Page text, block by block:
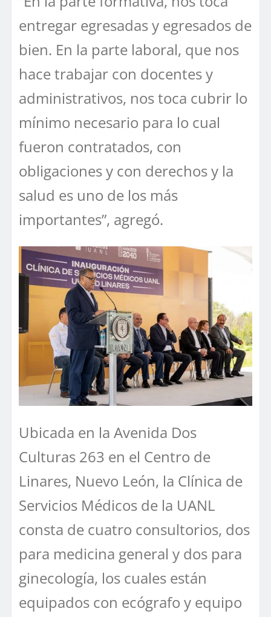
entregar egresadas y egresados de
bien. En la parte laboral, que nos
hace trabajar con docentes y
administrativos, nos toca cubrir lo
mínimo necesario para lo cual
fueron contratados, con
obligaciones y con derechos y la
salud es uno de los más
importantes”, agregó.
Ubicada en la Avenida Dos
Culturas 263 en el Centro de
Linares, Nuevo León, la Clínica de
Servicios Médicos de la UANL
consta de cuatro consultorios, dos
para medicina general y dos para
ginecología, los cuales están
equipados con ecógrafo y equipo